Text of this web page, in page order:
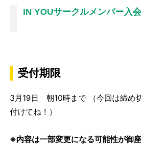
IN YOUサークルメンバー入会
受付期限
3月19日 朝10時まで （今回は締め
付けてね！）
※内容は一部変更になる可能性が御座